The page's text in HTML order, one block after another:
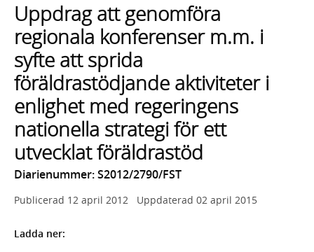
lista
med
sökförslag
Uppdrag att genomföra
regionala konferenser m.m. i
syfte att sprida
föräldrastödjande aktiviteter i
enlighet med regeringens
nationella strategi för ett
utvecklat föräldrastöd
Diarienummer: S2012/2790/FST
Publicerad 12 april 2012 Uppdaterad 02 april 2015
Ladda ner: